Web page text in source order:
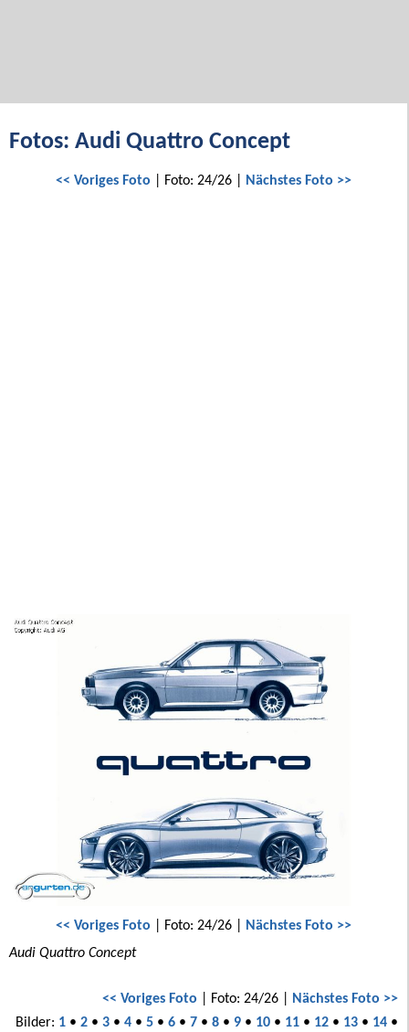
Fotos: Audi Quattro Concept
<< Voriges Foto | Foto: 24/26 | Nächstes Foto >>
<< Voriges Foto | Foto: 24/26 | Nächstes Foto >>
Audi Quattro Concept
<< Voriges Foto | Foto: 24/26 | Nächstes Foto >>
Bilder: 1• 2• 3• 4• 5• 6• 7• 8• 9• 10• 11• 12• 13• 14•